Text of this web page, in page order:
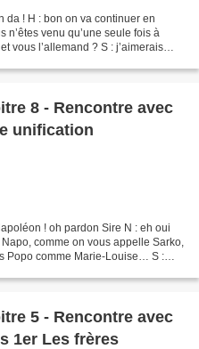
da ! H : bon on va continuer en
n’êtes venu qu’une seule fois à
vous l’allemand ? S : j’aimerais
8 - Rencontre avec
unification
! oh pardon Sire N : eh oui
comme on vous appelle Sarko,
Popo comme Marie-Louise… S :
5 - Rencontre avec
1er Les frères